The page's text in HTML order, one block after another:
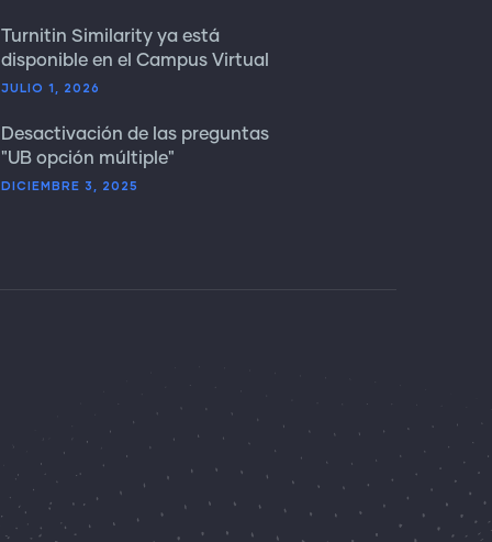
Turnitin Similarity ya está
disponible en el Campus Virtual
JULIO 1, 2026
Desactivación de las preguntas
"UB opción múltiple"
DICIEMBRE 3, 2025